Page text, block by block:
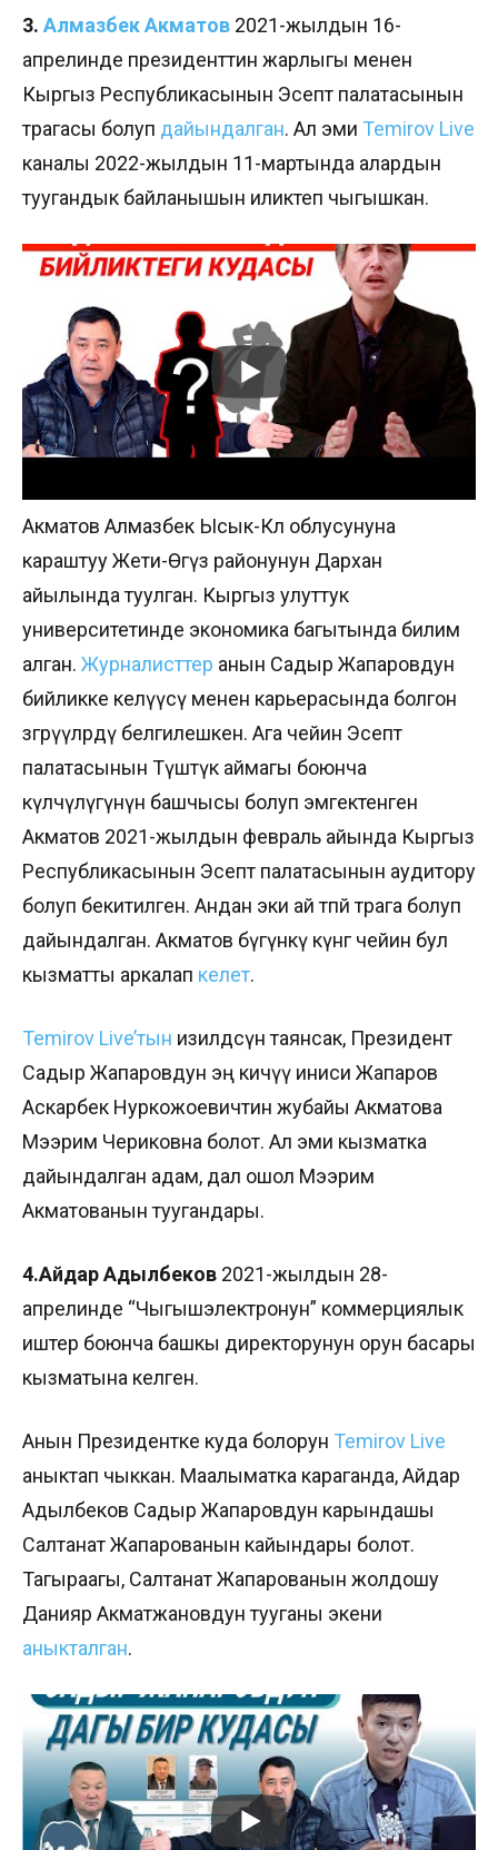
3. Алмазбек Акматов 2021-жылдын 16-
апрелинде президенттин жарлыгы менен
Кыргыз Республикасынын Эсептөө палатасынын
төрагасы болуп дайындалган. Ал эми Temirov Live
каналы 2022-жылдын 11-мартында алардын
туугандык байланышын иликтеп чыгышкан.
Акматов Алмазбек Ысык-Көл облусунуна
караштуу Жети-Өгүз районунун Дархан
айылында туулган. Кыргыз улуттук
университетинде экономика багытында билим
алган. Журналисттер анын Садыр Жапаровдун
бийликке келүүсү менен карьерасында болгон
өзгөрүүлөрдү белгилешкен. Ага чейин Эсептөө
палатасынын Түштүк аймагы боюнча
өкүлчүлүгүнүн башчысы болуп эмгектенген
Акматов 2021-жылдын февраль айында Кыргыз
Республикасынын Эсептөө палатасынын аудитору
болуп бекитилген. Андан эки ай өтпөй төрага болуп
дайындалган. Акматов бүгүнкү күнгө чейин бул
кызматты аркалап келет.
Temirov Live’тын изилдөөсүнө таянсак, Президент
Садыр Жапаровдун эң кичүү иниси Жапаров
Аскарбек Нуркожоевичтин жубайы Акматова
Мээрим Чериковна болот. Ал эми кызматка
дайындалган адам, дал ошол Мээрим
Акматованын туугандары.
4.Айдар Адылбеков 2021-жылдын 28-
апрелинде “Чыгышэлектронун” коммерциялык
иштер боюнча башкы директорунун орун басары
кызматына келген.
Анын Президентке куда болорун Temirov Live
аныктап чыккан. Маалыматка караганда, Айдар
Адылбеков Садыр Жапаровдун карындашы
Салтанат Жапарованын кайындары болот.
Тагыраагы, Салтанат Жапарованын жолдошу
Данияр Акматжановдун тууганы экени
аныкталган.